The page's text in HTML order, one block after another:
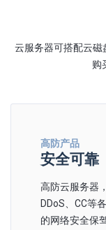
云服务器可搭配云
购
高防产品
安全可靠
高防云服务器
DDoS、CC等
的网络安全保